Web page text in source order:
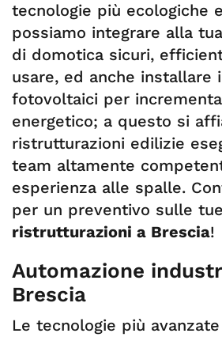
tecnologie più ecologiche
possiamo integrare alla
di domotica sicuri,
usare, ed anche installare
fotovoltaici per
energetico; a questo si
ristrutturazioni edilizie
team altamente
esperienza alle spalle.
per un preventivo sulle tue
ristrutturazioni a Brescia!
Automazione
Brescia
Le tecnologie più